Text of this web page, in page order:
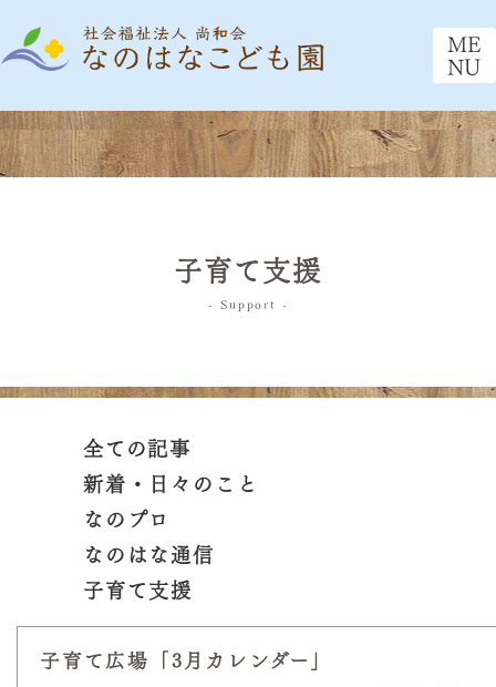
ME
NU
子育て支援
- Support -
全ての記事
新着・日々のこと
なのプロ
なのはな通信
子育て支援
子育て広場「3月カレンダー」